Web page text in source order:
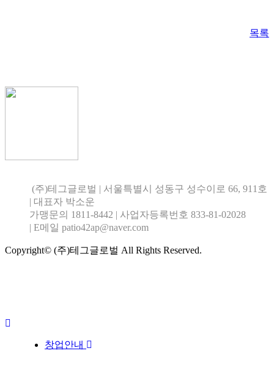
창업안내
목록
(주)테그글로벌
| 서울특별시 성동구 성수이로 66, 911호
| 대표자 박소운
가맹문의 1811-8442
| 사업자등록번호 833-81-02028
| E메일 patio42ap@naver.com
Copyright© (주)테그글로벌 All Rights Reserved.